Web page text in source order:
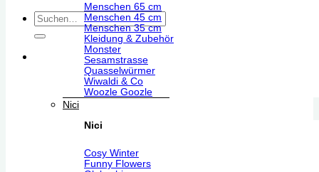
Suchen
nach:
Menschen 65 cm
Menschen 45 cm
Menschen 35 cm
Kleidung & Zubehör
Monster
Sesamstrasse
Quasselwürmer
Wiwaldi & Co
Woozle Goozle
Nici
Nici
Cosy Winter
Funny Flowers